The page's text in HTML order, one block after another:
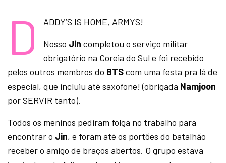
D
ADDY’S IS HOME, ARMYS!
Nosso Jin completou o serviço militar
obrigatório na Coreia do Sul e foi recebido
pelos outros membros do BTScom uma festa pra lá de
especial, que incluiu até saxofone! (obrigada Namjoon
por SERVIR tanto).
Todos os meninos pediram folga no trabalho para
encontrar o Jin, e foram até os portões do batalhão
receber o amigo de braços abertos. O grupo estava